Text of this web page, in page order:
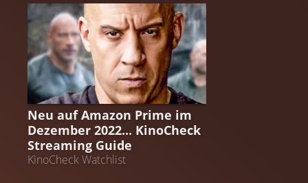
STREAMING GUIDE
Neu auf Amazon Prime im
Dezember 2022... KinoCheck
Streaming Guide
KinoCheck Watchlist